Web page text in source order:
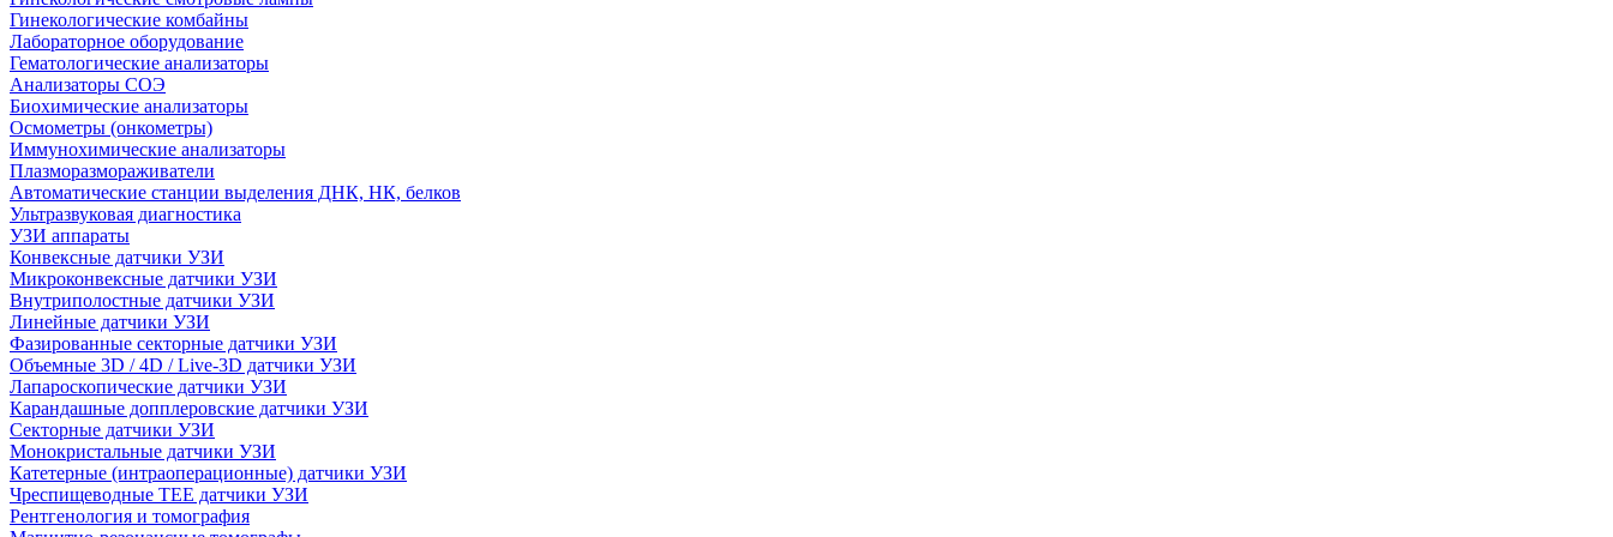
Гинекологические комбайны
Лабораторное оборудование
Гематологические анализаторы
Анализаторы СОЭ
Биохимические анализаторы
Осмометры (онкометры)
Иммунохимические анализаторы
Плазморазмораживатели
Автоматические станции выделения ДНК, НК, белков
Ультразвуковая диагностика
УЗИ аппараты
Конвексные датчики УЗИ
Микроконвексные датчики УЗИ
Внутриполостные датчики УЗИ
Линейные датчики УЗИ
Фазированные секторные датчики УЗИ
Объемные 3D / 4D / Live-3D датчики УЗИ
Лапароскопические датчики УЗИ
Карандашные допплеровские датчики УЗИ
Секторные датчики УЗИ
Монокристальные датчики УЗИ
Катетерные (интраоперационные) датчики УЗИ
Чреспищеводные TEE датчики УЗИ
Рентгенология и томография